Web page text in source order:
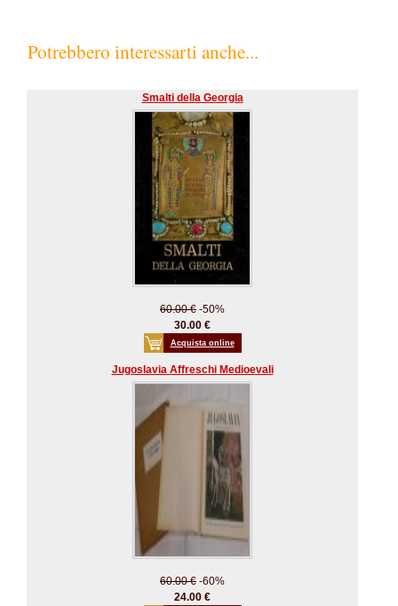
Potrebbero interessarti anche...
Smalti della Georgia
60.00 € -50%
30.00 €
Acquista online
Jugoslavia Affreschi Medioevali
60.00 € -60%
24.00 €